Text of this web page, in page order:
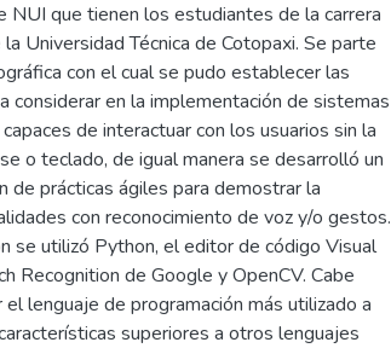
NUI que tienen los estudiantes de la carrera
Universidad Técnica de Cotopaxi. Se parte
con el cual se pudo establecer las
considerar en la implementación de sistemas
de interactuar con los usuarios sin la
o teclado, de igual manera se desarrolló un
de prácticas ágiles para demostrar la
con reconocimiento de voz y/o gestos.
se utilizó Python, el editor de código Visual
Recognition de Google y OpenCV. Cabe
lenguaje de programación más utilizado a
superiores a otros lenguajes